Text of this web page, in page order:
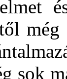
még
sok